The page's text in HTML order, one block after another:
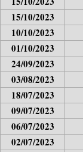
15/10/2023
10/10/2023
01/10/2023
24/09/2023
03/08/2023
18/07/2023
09/07/2023
06/07/2023
02/07/2023